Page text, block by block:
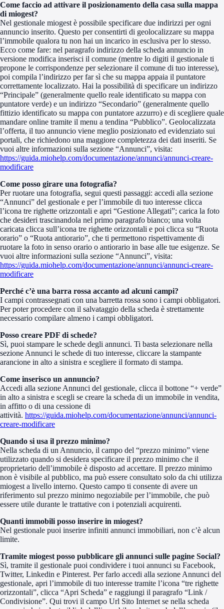
Come faccio ad attivare il posizionamento della casa sulla mappa
di miogest?
Nel gestionale miogest è possibile specificare due indirizzi per ogni
annuncio inserito. Questo per consentirti di geolocalizzare su mappa
l’immobile qualora tu non hai un incarico in esclusiva per lo stesso.
Ecco come fare: nel paragrafo indirizzo della scheda annuncio in
versione modifica inserisci il comune (mentre lo digiti il gestionale ti
propone le corrispondenze per selezionare il comune di tuo interesse),
poi compila l’indirizzo per far sì che su mappa appaia il puntatore
correttamente localizzato. Hai la possibilità di specificare un indirizzo
“Principale” (generalmente quello reale identificato su mappa con
puntatore verde) e un indirizzo “Secondario” (generalmente quello
fittizio identificato su mappa con puntatore azzurro) e di scegliere quale
mandare online tramite il menu a tendina “Pubblico”. Geolocalizzata
l’offerta, il tuo annuncio viene meglio posizionato ed evidenziato sui
portali, che richiedono una maggiore completezza dei dati inseriti. Se
vuoi altre informazioni sulla sezione “Annunci”, visita:
https://guida.miohelp.com/documentazione/annunci/annunci-creare-
modificare
Come posso girare una fotografia?
Per ruotare una fotografia, segui questi passaggi: accedi alla sezione
“Annunci” del gestionale e per l’immobile di tuo interesse clicca
l’icona tre righette orizzontali e apri “Gestione Allegati”; carica la foto
che desideri trascinandola nel primo paragrafo bianco; una volta
caricata clicca sull’icona tre righette orizzontali e poi clicca su “Ruota
orario” o “Ruota antiorario”, che ti permettono rispettivamente di
ruotare la foto in senso orario o antiorario in base alle tue esigenze. Se
vuoi altre informazioni sulla sezione “Annunci”, visita:
https://guida.miohelp.com/documentazione/annunci/annunci-creare-
modificare
Perché c’è una barra rossa accanto ad alcuni campi?
I campi contrassegnati con una barretta rossa sono i campi obbligatori.
Per poter procedere con il salvataggio della scheda è strettamente
necessario compilare almeno i campi obbligatori.
Posso creare PDF di schede?
Sì, puoi stampare le schede degli annunci. Ti basta selezionare nella
sezione Annunci le schede di tuo interesse, cliccare la stampante
arancione in alto a sinistra e scegliere il formato di stampa.
Come inserisco un annuncio?
Accedi alla sezione Annunci del gestionale, clicca il bottone “+ verde”
in alto a sinistra e scegli se creare la scheda di un immobile in vendita,
in affitto o di una cessione di
attività. https://guida.miohelp.com/documentazione/annunci/annunci-
creare-modificare
Quando si usa il prezzo minimo?
Nella scheda di un Annuncio, il campo del “prezzo minimo” viene
utilizzato quando si desidera specificare il prezzo minimo che il
proprietario dell’immobile è disposto ad accettare. Il prezzo minimo
non è visibile al pubblico, ma può essere consultato solo da chi utilizza
miogest a livello interno. Questo campo ti consente di avere un
riferimento sul prezzo minimo negoziabile per l’immobile, che può
essere utile durante le trattative con i potenziali acquirenti.
Quanti immobili posso inserire in miogest?
Nel gestionale puoi inserire infiniti annunci immobiliari, non c’è alcun
limite.
Tramite miogest posso pubblicare gli annunci sulle pagine Social?
Sì, tramite il gestionale puoi condividere i tuoi annunci su Facebook,
Twitter, Linkedin e Pinterest. Per farlo accedi alla sezione Annunci del
gestionale, apri l’immobile di tuo interesse tramite l’icona “tre righette
orizzontali”, clicca “Apri Scheda” e raggiungi il paragrafo “Link /
Condivisione”. Qui trovi il campo Url Sito Internet se nella scheda